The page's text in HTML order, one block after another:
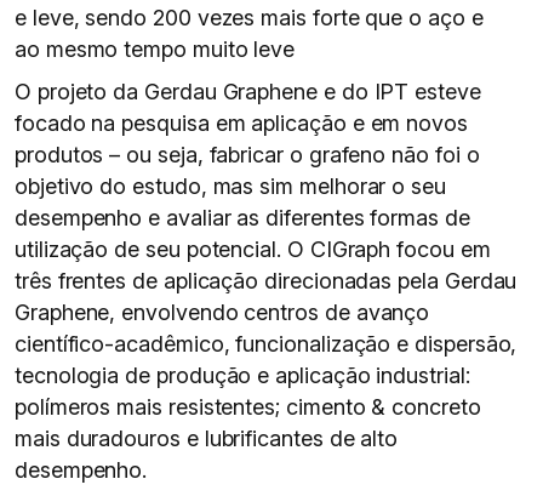
e leve, sendo 200 vezes mais forte que o aço e
ao mesmo tempo muito leve
O projeto da Gerdau Graphene e do IPT esteve
focado na pesquisa em aplicação e em novos
produtos – ou seja, fabricar o grafeno não foi o
objetivo do estudo, mas sim melhorar o seu
desempenho e avaliar as diferentes formas de
utilização de seu potencial. O CIGraph focou em
três frentes de aplicação direcionadas pela Gerdau
Graphene, envolvendo centros de avanço
científico-acadêmico, funcionalização e dispersão,
tecnologia de produção e aplicação industrial:
polímeros mais resistentes; cimento & concreto
mais duradouros e lubrificantes de alto
desempenho.